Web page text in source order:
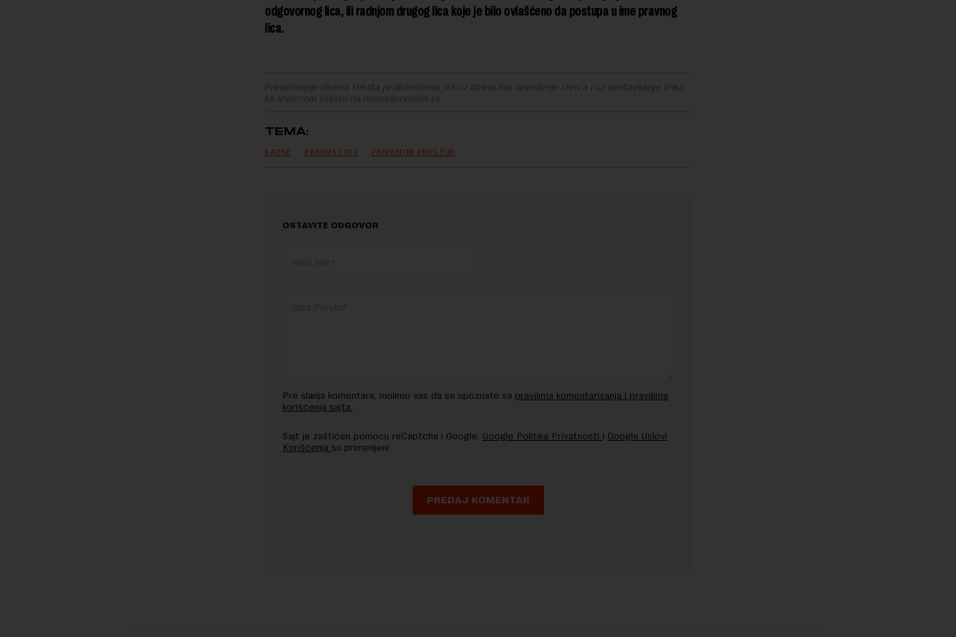
odgovornog lica, ili radnjom drugog lica koje je bilo ovlašćeno da postupa u ime pravnog
lica.
Preuzimanje delova teksta je dozvoljeno, ali uz obavezno navođenje izvora i uz postavljanje linka
ka izvornom tekstu na novaekonomija.rs
TEMA:
KAZNE PRAVNA LICA PRIVREDNI PRESTUP
OSTAVITE ODGOVOR
Pre slanja komentara, molimo vas da se upoznate sa pravilima komentarisanja i pravilima
korišćenja sajta.
Sajt je zaštićen pomocu reCaptcha i Google. Google Politika Privatnosti i Google Uslovi
Korišćenja su primenjeni.